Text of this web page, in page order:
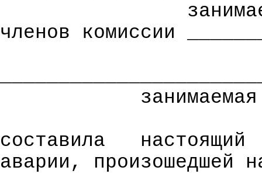
членов комиссии
составила
настоящий
аварии, произошедшей